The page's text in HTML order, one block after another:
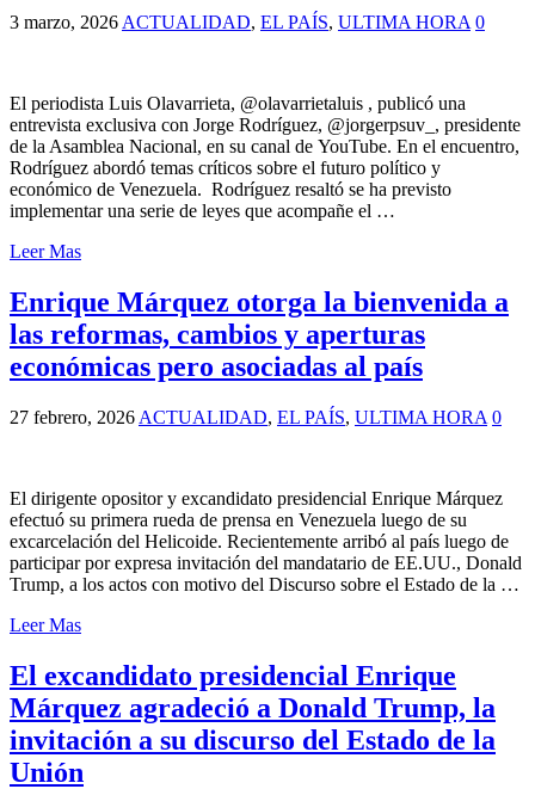
3 marzo, 2026 ACTUALIDAD, EL PAÍS, ULTIMA HORA 0
El periodista Luis Olavarrieta, @olavarrietaluis , publicó una
entrevista exclusiva con Jorge Rodríguez, @jorgerpsuv_, presidente
de la Asamblea Nacional, en su canal de YouTube. En el encuentro,
Rodríguez abordó temas críticos sobre el futuro político y
económico de Venezuela. Rodríguez resaltó se ha previsto
implementar una serie de leyes que acompañe el …
Leer Mas
Enrique Márquez otorga la bienvenida a
las reformas, cambios y aperturas
económicas pero asociadas al país
27 febrero, 2026 ACTUALIDAD, EL PAÍS, ULTIMA HORA 0
El dirigente opositor y excandidato presidencial Enrique Márquez
efectuó su primera rueda de prensa en Venezuela luego de su
excarcelación del Helicoide. Recientemente arribó al país luego de
participar por expresa invitación del mandatario de EE.UU., Donald
Trump, a los actos con motivo del Discurso sobre el Estado de la …
Leer Mas
El excandidato presidencial Enrique
Márquez agradeció a Donald Trump, la
invitación a su discurso del Estado de la
Unión